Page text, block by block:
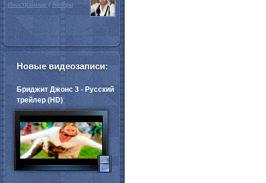
Иностранные / Актёры
Новые видеозаписи:
Бриджит Джонс 3 - Русский
трейлер (HD)